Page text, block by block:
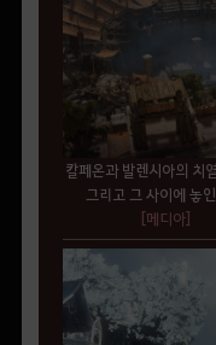
칼페온과 발렌시아의 치
그리고 그 사이에 놓
[메디아]